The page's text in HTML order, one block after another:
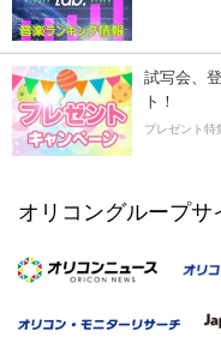
試写会、
ト！
プレゼント特
オリコングループサ